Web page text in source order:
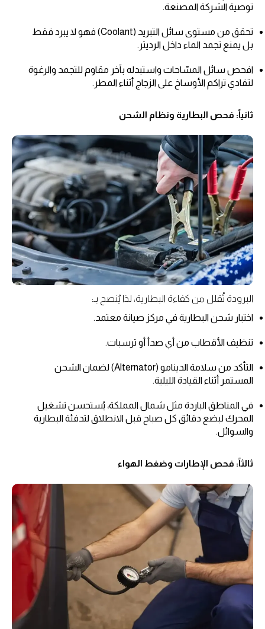
توصية الشركة المصنعة.
تحقق من مستوى سائل التبريد (Coolant) فهو لا يبرد فقط
بل يمنع تجمد الماء داخل الرديتر.
افحص سائل المسّاحات واستبدله بآخر مقاوم للتجمد والرغوة
لتفادي تراكم الأوساخ على الزجاج أثناء المطر.
ثانياً: فحص البطارية ونظام الشحن
البرودة تُقلل من كفاءة البطارية، لذا يُنصح بـ:
اختبار شحن البطارية في مركز صيانة معتمد.
تنظيف الأقطاب من أي صدأ أو ترسبات.
التأكد من سلامة الدينامو (Alternator) لضمان الشحن
المستمر أثناء القيادة الليلية.
في المناطق الباردة مثل شمال المملكة، يُستحسن تشغيل
المحرك لبضع دقائق كل صباح قبل الانطلاق لتدفئة البطارية
والسوائل.
ثالثاً: فحص الإطارات وضغط الهواء